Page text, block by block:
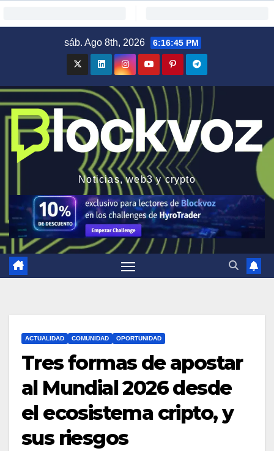
sáb. Ago 8th, 2026 6:16:46 PM
Noticias, web3 y crypto
ACTUALIDAD COMUNIDAD OPORTUNIDAD
Tres formas de apostar
al Mundial 2026 desde
el ecosistema cripto, y
sus riesgos